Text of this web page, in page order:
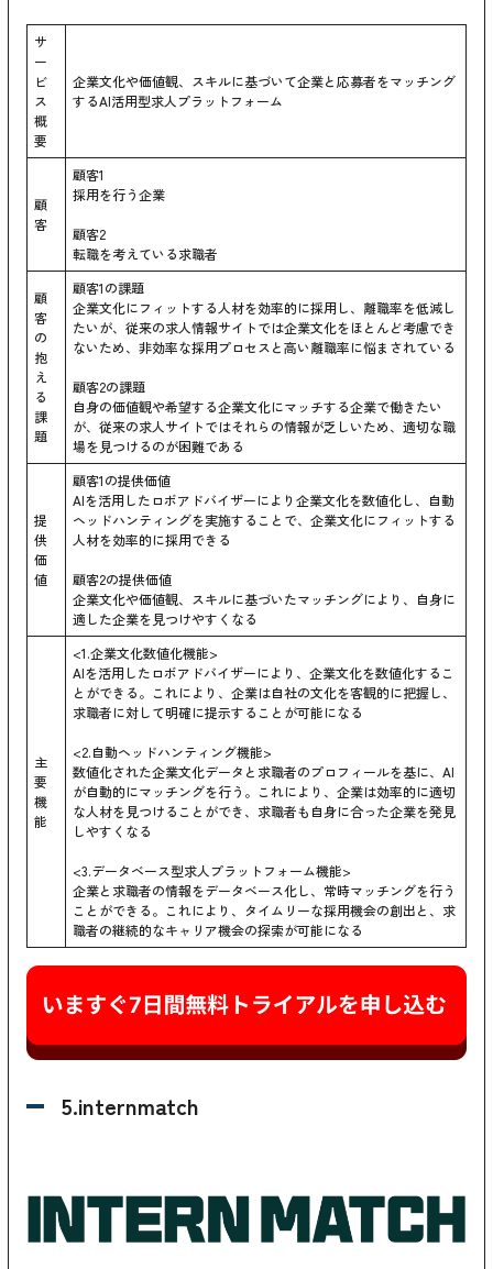
サ
ー
ビ
ス
概
要
企業文化や価値観、スキルに基づいて企業と応募者をマッチング
するAI活用型求人プラットフォーム
顧
客
顧客1
採用を行う企業
顧客2
転職を考えている求職者
顧
客
の
抱
え
る
課
題
顧客1の課題
企業文化にフィットする人材を効率的に採用し、離職率を低減し
たいが、従来の求人情報サイトでは企業文化をほとんど考慮でき
ないため、非効率な採用プロセスと高い離職率に悩まされている
顧客2の課題
自身の価値観や希望する企業文化にマッチする企業で働きたい
が、従来の求人サイトではそれらの情報が乏しいため、適切な職
場を見つけるのが困難である
提
供
価
値
顧客1の提供価値
AIを活用したロボアドバイザーにより企業文化を数値化し、自動
ヘッドハンティングを実施することで、企業文化にフィットする
人材を効率的に採用できる
顧客2の提供価値
企業文化や価値観、スキルに基づいたマッチングにより、自身に
適した企業を見つけやすくなる
主
要
機
能
<1.企業文化数値化機能>
AIを活用したロボアドバイザーにより、企業文化を数値化するこ
とができる。これにより、企業は自社の文化を客観的に把握し、
求職者に対して明確に提示することが可能になる
<2.自動ヘッドハンティング機能>
数値化された企業文化データと求職者のプロフィールを基に、AI
が自動的にマッチングを行う。これにより、企業は効率的に適切
な人材を見つけることができ、求職者も自身に合った企業を発見
しやすくなる
<3.データベース型求人プラットフォーム機能>
企業と求職者の情報をデータベース化し、常時マッチングを行う
ことができる。これにより、タイムリーな採用機会の創出と、求
職者の継続的なキャリア機会の探索が可能になる
5.internmatch